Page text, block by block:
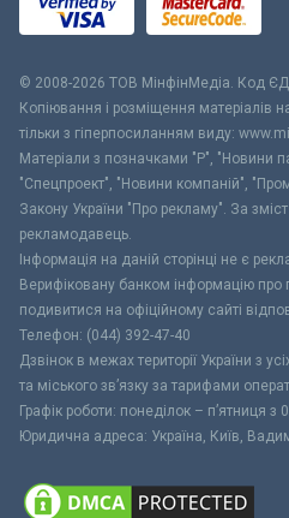
© 2008-2026 ТОВ МiнфiнМедiа. Код
Копіювання і розміщення матеріалів
тільки з гіперпосиланням виду:
Матеріали з позначками "Р", "Новини
"Спецпроект", "Новини компаній",
Закону України "Про рекламу". За
рекламодавець.
Інформація на даній сторінці не є
Верифіковану банком інформацію про
подивитися на офіційному сайті
Телефон: (044) 392-47-40
Дзвінок в межах території України з
та міського зв’язку за тарифами
Графік роботи: понеділок – п’ятниця з
Юридична адреса: Україна, Київ,